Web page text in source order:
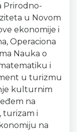
Prirodno-
u Novom
ekonomije i
Operaciona
Nauka o
i
u turizmu
kulturnim
na
turizam i
na